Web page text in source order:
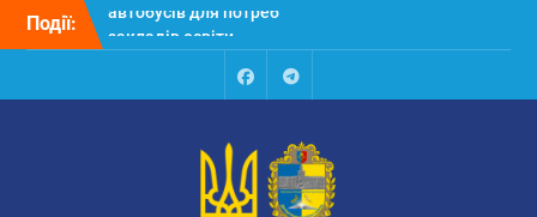
Перейти
Події:
Відбулося засідання
колегії Департаменту
освіти та науки обласної
державної адміністрації
відповідальних за
національно-патріотичне
FacebookTalegram